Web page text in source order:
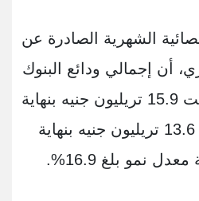
الشهرية الصادرة عن
أن إجمالي ودائع البنوك
(بخلاف المركزي) بلغت 15.9 تريليون جنيه بنهاية
ديسمبر 2025، مقابل 13.6 تريليون جنيه بنهاية